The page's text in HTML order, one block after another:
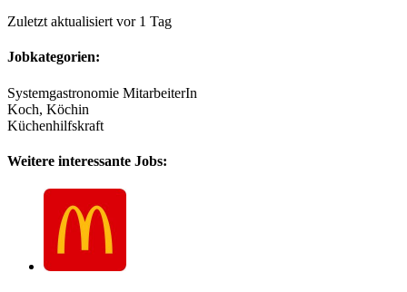
Zuletzt aktualisiert vor 1 Tag
Jobkategorien:
Systemgastronomie MitarbeiterIn
Koch, Köchin
Küchenhilfskraft
Weitere interessante Jobs: